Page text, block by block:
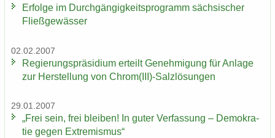
Er­fol­ge im Durch­gän­gig­keits­pro­gramm säch­si­scher
Fließ­ge­wäs­ser
02.02.2007
Re­gie­rungs­prä­si­di­um er­teilt Ge­neh­mi­gung für An­la­ge
zur Her­stel­lung von Chrom(III)-​Salzlösungen
29.01.2007
„Frei sein, frei blei­ben! In guter Ver­fas­sung – De­mo­kra­
tie gegen Ex­tre­mis­mus“